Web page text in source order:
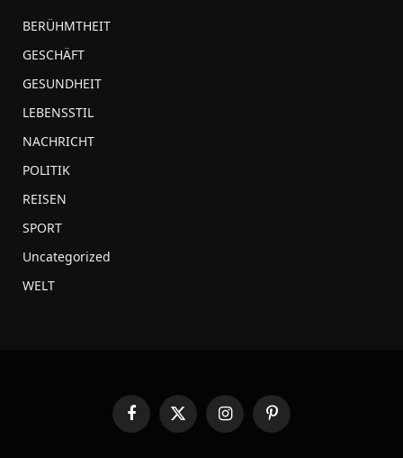
BERÜHMTHEIT
GESCHÄFT
GESUNDHEIT
LEBENSSTIL
NACHRICHT
POLITIK
REISEN
SPORT
Uncategorized
WELT
FacebookX
(Twitter)
InstagramPinterest